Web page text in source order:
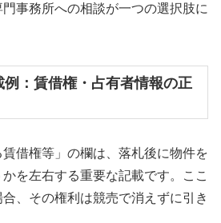
事務所への相談が一つの選択肢に
：賃借権・占有者情報の正
賃借権等」の欄は、落札後に物件を
を左右する重要な記載です。ここ
、その権利は競売で消えずに引き